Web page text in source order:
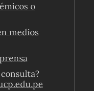
o
medios